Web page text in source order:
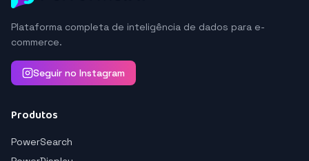
Plataforma completa de inteligência de dados para e-
commerce.
Seguir no Instagram
Produtos
PowerSearch